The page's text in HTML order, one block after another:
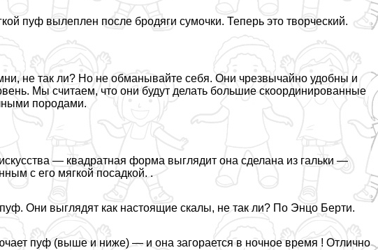
пуф вылеплен после бродяги сумочки. Теперь это творческий.
не так ли? Но не обманывайте себя. Они чрезвычайно удобны и
Мы считаем, что они будут делать большие скоординированные
породами.
— квадратная форма выглядит она сделана из гальки —
с его мягкой посадкой. .
Они выглядят как настоящие скалы, не так ли? По Энцо Берти.
пуф (выше и ниже) — и она загорается в ночное время ! Отлично